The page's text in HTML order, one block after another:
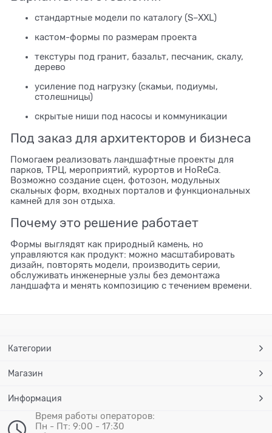
стандартные модели по каталогу (S–XXL)
кастом-формы по размерам проекта
текстуры под гранит, базальт, песчаник, скалу,
дерево
усиление под нагрузку (скамьи, подиумы,
столешницы)
скрытые ниши под насосы и коммуникации
Под заказ для архитекторов и бизнеса
Помогаем реализовать ландшафтные проекты для
парков, ТРЦ, мероприятий, курортов и HoReCa.
Возможно создание сцен, фотозон, модульных
скальных форм, входных порталов и функциональных
камней для зон отдыха.
Почему это решение работает
Формы выглядят как природный камень, но
управляются как продукт: можно масштабировать
дизайн, повторять модели, производить серии,
обслуживать инженерные узлы без демонтажа
ландшафта и менять композицию с течением времени.
Категории
Магазин
Информация
Время работы операторов:
Пн - Пт: 9:00 - 17:30